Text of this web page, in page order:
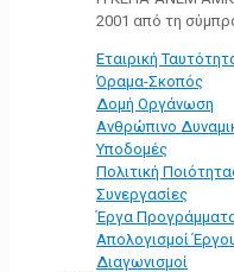
2001 από τη
Εταιρική
Όραμα-Σκοπός
Δομή Οργάνωση
Ανθρώπινο
Υποδομές
Πολιτική
Συνεργασίες
Έργα
Απολογισμοί
Διαγωνισμοί